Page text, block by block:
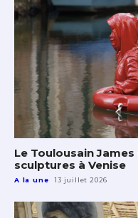
Le Toulousain
sculptures à Venise
A la une 13 juillet 2026